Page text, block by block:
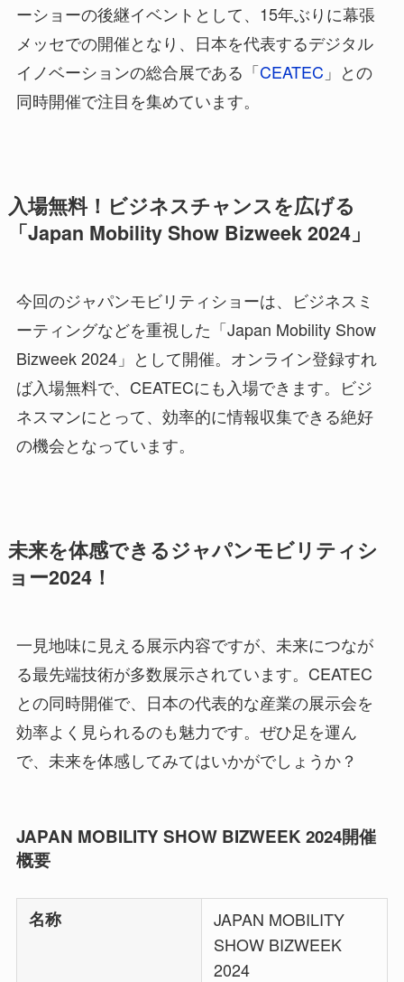
ーショーの後継イベントとして、15年ぶりに幕張
メッセでの開催となり、日本を代表するデジタル
イノベーションの総合展である「CEATEC 」との
同時開催で注目を集めています。
入場無料！ビジネスチャンスを広げる
「Japan Mobility Show Bizweek 2024」
今回のジャパンモビリティショーは、ビジネスミ
ーティングなどを重視した「Japan Mobility Show
Bizweek 2024」として開催。オンライン登録すれ
ば入場無料で、CEATECにも入場できます。ビジ
ネスマンにとって、効率的に情報収集できる絶好
の機会となっています。
未来を体感できるジャパンモビリティシ
ョー2024！
一見地味に見える展示内容ですが、未来につなが
る最先端技術が多数展示されています。CEATEC
との同時開催で、日本の代表的な産業の展示会を
効率よく見られるのも魅力です。ぜひ足を運ん
で、未来を体感してみてはいかがでしょうか？
JAPAN MOBILITY SHOW BIZWEEK 2024開催
概要
名称
JAPAN MOBILITY
SHOW BIZWEEK
2024